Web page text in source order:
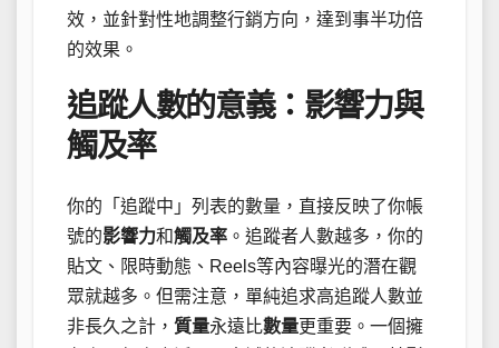
效，並針對性地調整行銷方向，達到事半功倍
的效果。
追蹤人數的意義：影響力與
觸及率
你的「追蹤中」列表的數量，直接反映了你帳
號的影響力和觸及率 。追蹤者人數越多，你的
貼文、限時動態、Reels等內容曝光的潛在觀
眾就越多。但需注意，單純追求高追蹤人數並
非長久之計， 質量永遠比數量更重要。一個擁